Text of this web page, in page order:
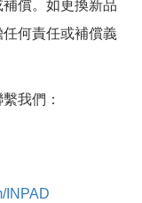
償。如更換新品
何責任或補償義
我們：
INPAD